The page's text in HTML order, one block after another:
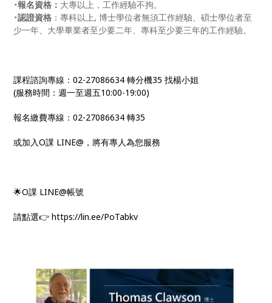
･報名資格： 大專以上，工作經驗不拘。
･認證資格 ：專科以上, 博士學位者無須工作經驗、碩士學位者至
少一年、大學畢業者至少要二年、專科至少要三年的工作經驗。
課程諮詢專線：02-27086634 轉分機35 找楊小姐
(服務時間：週一至週五10:00-19:00)
報名繳費專線：02-27086634 轉35
或加入O課 LINE@，將有專人為您服務
🌟O課 LINE@帳號
請點選👉 https://lin.ee/PoTabkv